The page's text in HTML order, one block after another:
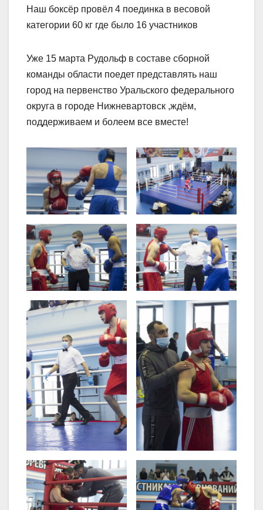
Наш боксёр провёл 4 поединка в весовой
категории 60 кг где было 16 участников
Уже 15 марта Рудольф в составе сборной
команды области поедет представлять наш
город на первенство Уральского федерального
округа в городе Нижневартовск ,ждём,
поддерживаем и болеем все вместе!